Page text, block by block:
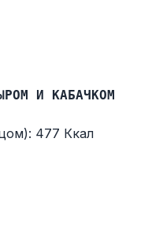
И КАБАЧКОМ
477 Ккал